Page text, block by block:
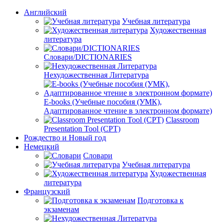
Английский
Учебная литература
Художественная
литература
Словари/DICTIONARIES
Нехудожественная Литература
E-books (Учебные пособия (УМК),
Адаптированное чтение в электронном формате)
Classroom
Presentation Tool (CPT)
Рождество и Новый год
Немецкий
Словари
Учебная литература
Художественная
литература
Французский
Подготовка к
экзаменам